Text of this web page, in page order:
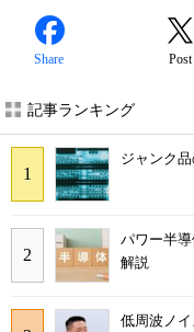
Share Post
記事ランキング
ジャンク
パワー半
解説
低周波ノ